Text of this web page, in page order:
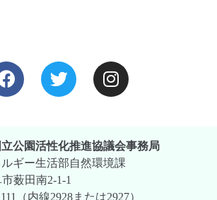
公園活性化推進協議会事務局
ギー生活部自然環境課
薮田南2-1-1
（内線2928または2927）